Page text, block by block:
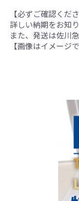
【必ずご確認くださ
詳しい納期をお知
また、発送は佐川
【画像はイメージ